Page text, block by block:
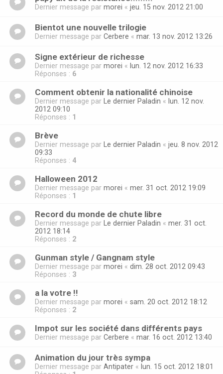
Dernier message par morei « jeu. 15 nov. 2012 21:00
Bientot une nouvelle trilogie
Dernier message par Cerbere « mar. 13 nov. 2012 13:26
Signe extérieur de richesse
Dernier message par morei « lun. 12 nov. 2012 16:33
Réponses : 6
Comment obtenir la nationalité chinoise
Dernier message par Le dernier Paladin « lun. 12 nov.
2012 09:10
Réponses : 1
Brève
Dernier message par Le dernier Paladin « jeu. 8 nov. 2012
09:33
Réponses : 4
Halloween 2012
Dernier message par morei « mer. 31 oct. 2012 19:09
Réponses : 1
Record du monde de chute libre
Dernier message par Le dernier Paladin « mer. 31 oct.
2012 18:14
Réponses : 2
Gunman style / Gangnam style
Dernier message par morei « dim. 28 oct. 2012 09:43
Réponses : 3
a la votre !!
Dernier message par morei « sam. 20 oct. 2012 18:12
Réponses : 2
Impot sur les société dans différents pays
Dernier message par Cerbere « mar. 16 oct. 2012 13:40
Animation du jour très sympa
Dernier message par Antipater « lun. 15 oct. 2012 18:01